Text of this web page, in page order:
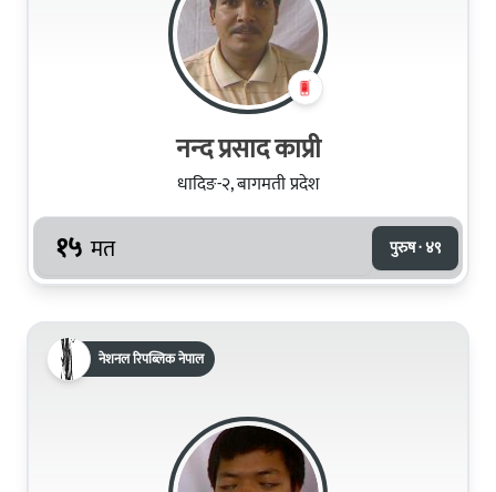
नन्‍द प्रसाद काप्री
धादिङ-२, बागमती प्रदेश
१५ मत पुरुष · ४९
नेशनल रिपब्लिक नेपाल